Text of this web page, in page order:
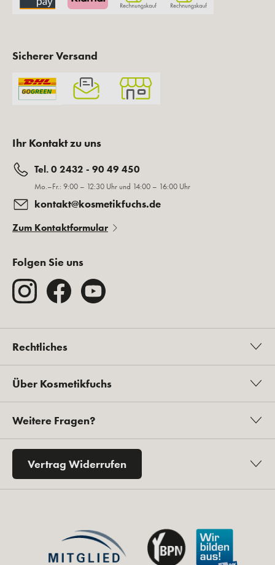
Sicherer Versand
Ihr Kontakt zu uns
Tel. 0 2432 - 90 49 450
Mo.–Fr.: 9:00 – 12:30 Uhr und 14:00 – 16:00 Uhr
kontakt@kosmetikfuchs.de
Zum Kontaktformular
Folgen Sie uns
Rechtliches
Über Kosmetikfuchs
Weitere Fragen?
Vertrag Widerrufen